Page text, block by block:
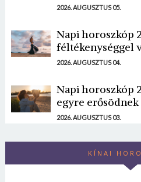
2026. AUGUSZTUS 05.
Napi horoszkóp
féltékenységgel
2026. AUGUSZTUS 04.
Napi horoszkóp
egyre
2026. AUGUSZTUS 03.
KÍNAI